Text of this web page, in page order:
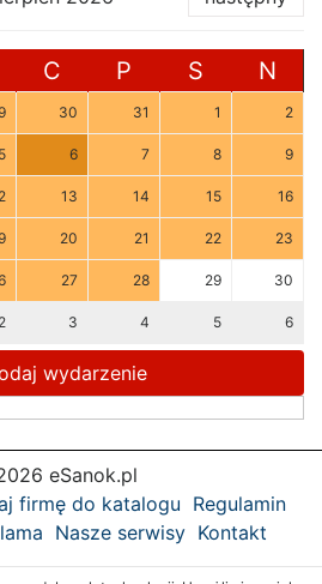
C P S N
30 31 1 2
5 6 7 8 9
13 14 15 16
20 21 22 23
27 28 29 30
2 3 4 5 6
wydarzenie
eSanok.pl
firmę do katalogu Regulamin
Nasze serwisy Kontakt